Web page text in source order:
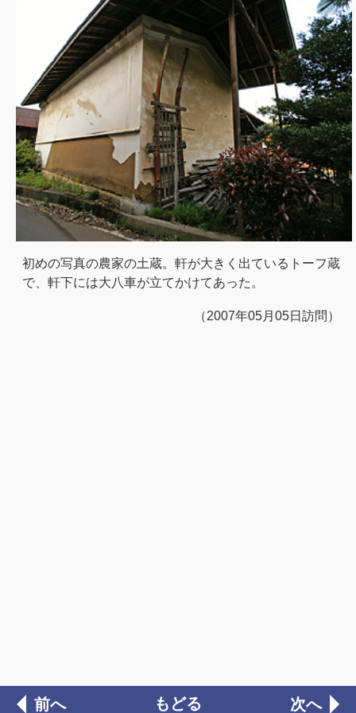
初めの写真の農家の土蔵。軒が大きく出ているトーフ蔵
で、軒下には大八車が立てかけてあった。
（2007年05月05日訪問）
前へ もどる 次へ